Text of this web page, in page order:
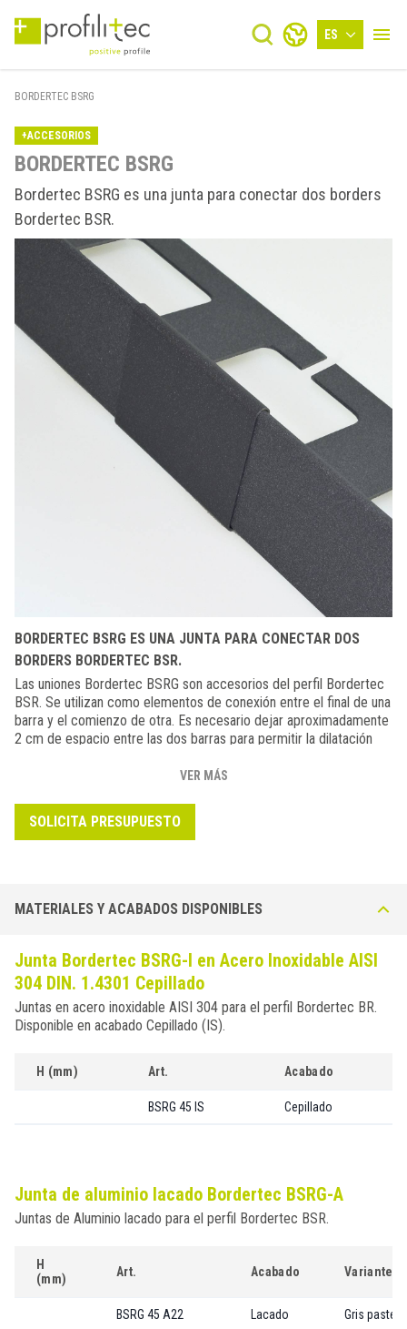
ES
BORDERTEC BSRG
+ACCESORIOS
BORDERTEC BSRG
Bordertec BSRG es una junta para conectar dos borders
Bordertec BSR.
BORDERTEC BSRG ES UNA JUNTA PARA CONECTAR DOS
BORDERS BORDERTEC BSR.
Las uniones Bordertec BSRG son accesorios del perfil Bordertec
BSR. Se utilizan como elementos de conexión entre el final de una
barra y el comienzo de otra. Es necesario dejar aproximadamente
2 cm de espacio entre las dos barras para permitir la dilatación
VER MÁS
SOLICITA PRESUPUESTO
MATERIALES Y ACABADOS DISPONIBLES
Junta Bordertec BSRG-I en Acero Inoxidable AISI
304 DIN. 1.4301 Cepillado
Juntas en acero inoxidable AISI 304 para el perfil Bordertec BR.
Disponible en acabado Cepillado (IS).
H (mm) Art. Acabado
BSRG 45 IS Cepillado
Junta de aluminio lacado Bordertec BSRG-A
Juntas de Aluminio lacado para el perfil Bordertec BSR.
H
(mm)
Art. Acabado Variante
BSRG 45 A22 Lacado Gris pastel